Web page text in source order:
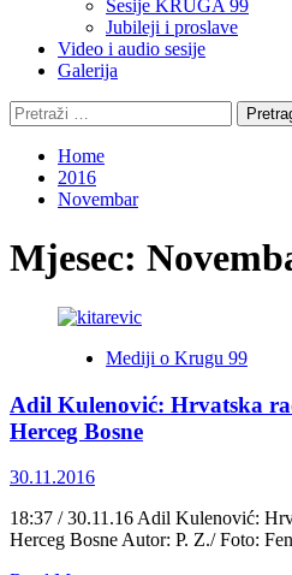
Sesije KRUGA 99
Jubileji i proslave
Video i audio sesije
Galerija
Pretraga:
Home
2016
Novembar
Mjesec:
Mediji o Krugu 99
Adil Kulenović: Hrvatska
Herceg Bosne
30.11.2016
18:37 / 30.11.16 Adil Kulenović:
Herceg Bosne Autor: P. Z./ Foto: